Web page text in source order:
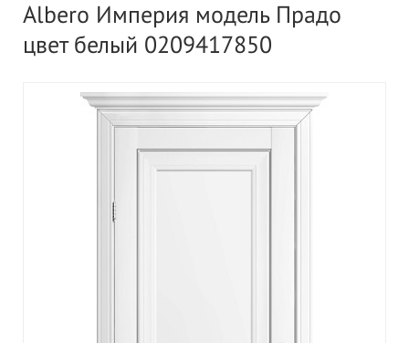
Albero Империя модель Прадо
цвет белый 0209417850